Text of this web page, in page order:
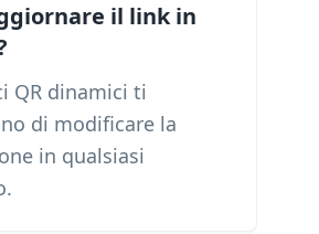
il link in
QR dinamici ti
di modificare la
in qualsiasi